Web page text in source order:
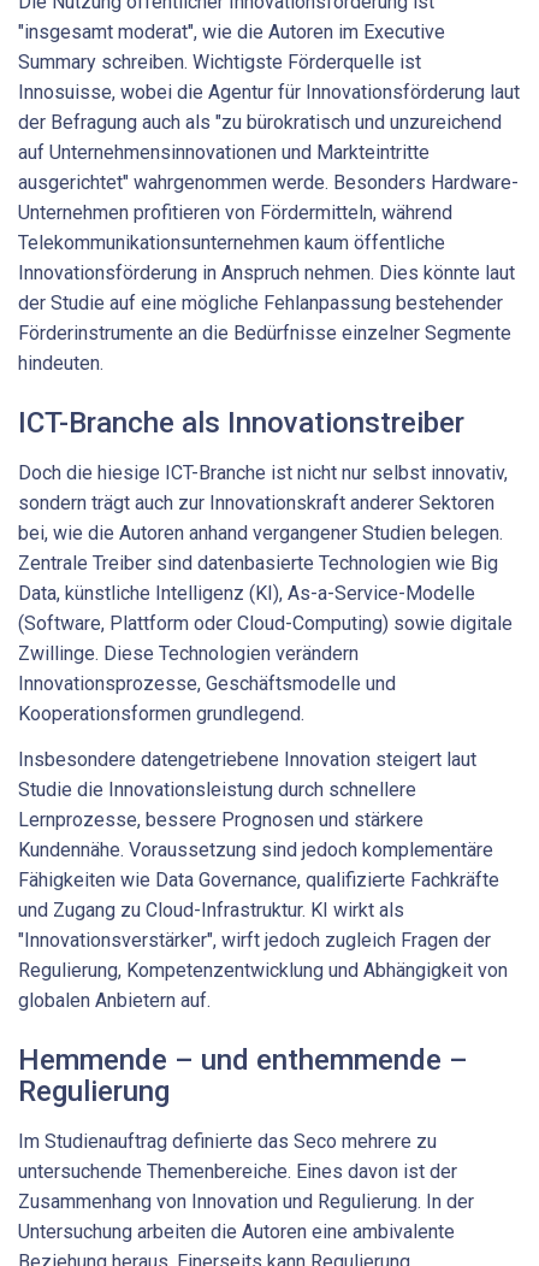
"insgesamt moderat", wie die Autoren im Executive
Summary schreiben. Wichtigste Förderquelle ist
Innosuisse, wobei die Agentur für Innovationsförderung laut
der Befragung auch als "zu bürokratisch und unzureichend
auf Unternehmensinnovationen und Markteintritte
ausgerichtet" wahrgenommen werde. Besonders Hardware-
Unternehmen profitieren von Fördermitteln, während
Telekommunikationsunternehmen kaum öffentliche
Innovationsförderung in Anspruch nehmen. Dies könnte laut
der Studie auf eine mögliche Fehlanpassung bestehender
Förderinstrumente an die Bedürfnisse einzelner Segmente
hindeuten.
ICT-Branche als Innovationstreiber
Doch die hiesige ICT-Branche ist nicht nur selbst innovativ,
sondern trägt auch zur Innovationskraft anderer Sektoren
bei, wie die Autoren anhand vergangener Studien belegen.
Zentrale Treiber sind datenbasierte Technologien wie Big
Data, künstliche Intelligenz (KI), As-a-Service-Modelle
(Software, Plattform oder Cloud-Computing) sowie digitale
Zwillinge. Diese Technologien verändern
Innovationsprozesse, Geschäftsmodelle und
Kooperationsformen grundlegend.
Insbesondere datengetriebene Innovation steigert laut
Studie die Innovationsleistung durch schnellere
Lernprozesse, bessere Prognosen und stärkere
Kundennähe. Voraussetzung sind jedoch komplementäre
Fähigkeiten wie Data Governance, qualifizierte Fachkräfte
und Zugang zu Cloud-Infrastruktur. KI wirkt als
"Innovationsverstärker", wirft jedoch zugleich Fragen der
Regulierung, Kompetenzentwicklung und Abhängigkeit von
globalen Anbietern auf.
Hemmende – und enthemmende –
Regulierung
Im Studienauftrag definierte das Seco mehrere zu
untersuchende Themenbereiche. Eines davon ist der
Zusammenhang von Innovation und Regulierung. In der
Untersuchung arbeiten die Autoren eine ambivalente
Beziehung heraus. Einerseits kann Regulierung